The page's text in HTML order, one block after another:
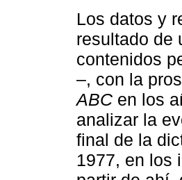
Los datos y
resultado de
contenidos
–, con la
ABC en los
analizar la
final de la
1977, en los